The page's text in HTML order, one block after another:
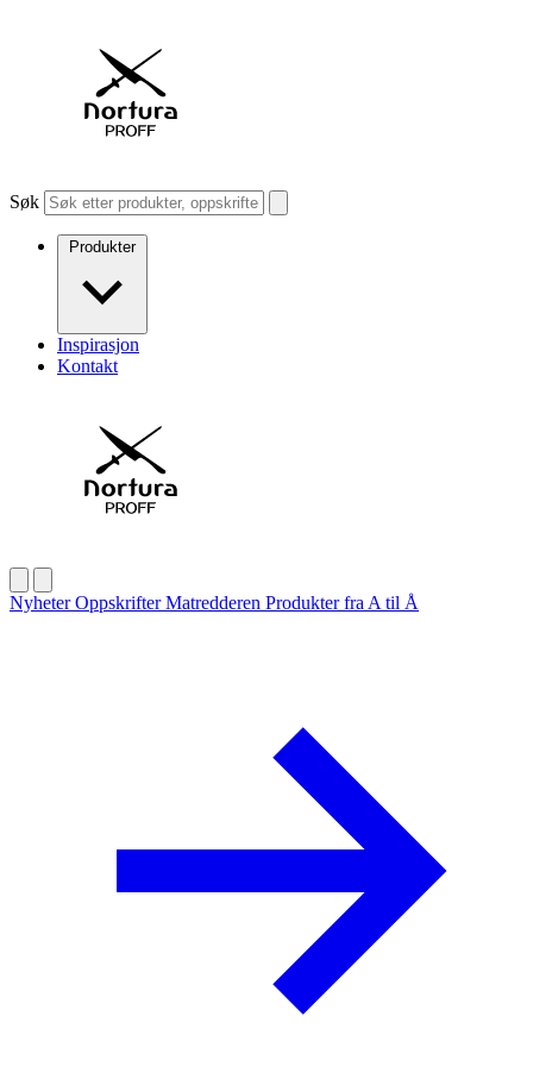
Søk
Produkter
Inspirasjon
Kontakt
NyheterOppskrifterMatredderen Produkter fra A til Å